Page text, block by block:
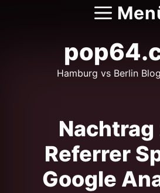
Hamburg vs Berlin
Nachtrag
Referrer
Google